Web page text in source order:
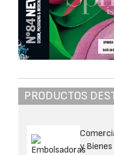
PRODUCTOS
y Bienes